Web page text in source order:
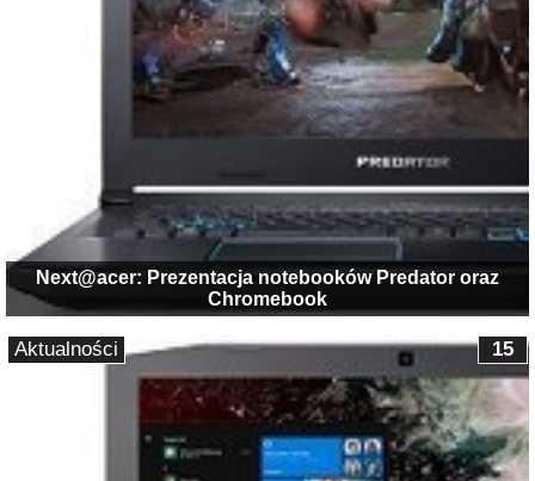
Next@acer: Prezentacja notebooków Predator oraz
Chromebook
15
Aktualności